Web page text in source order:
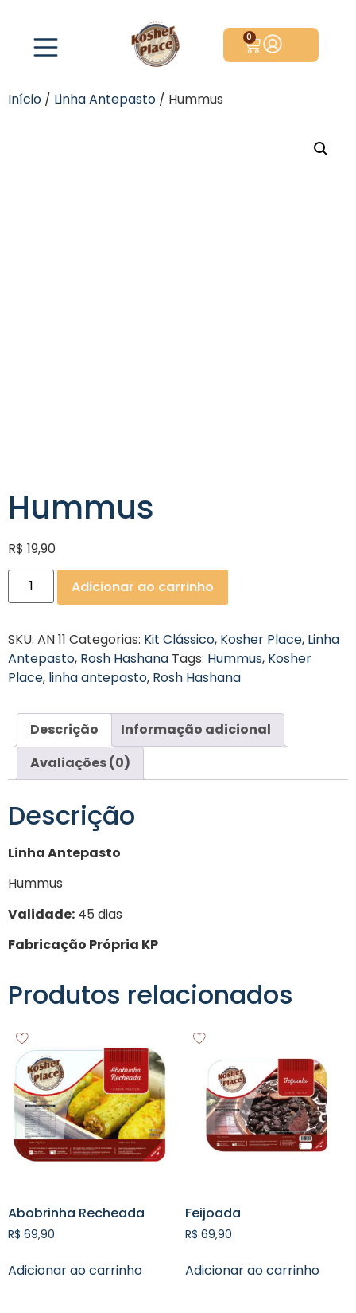
0
Início / Linha Antepasto / Hummus
Hummus
R$ 19,90
Adicionar ao carrinho
SKU: AN 11 Categorias: Kit Clássico, Kosher Place, Linha
Antepasto, Rosh Hashana Tags: Hummus, Kosher
Place, linha antepasto, Rosh Hashana
Descrição
Informação adicional
Avaliações (0)
Descrição
Linha Antepasto
Hummus
Validade: 45 dias
Fabricação Própria KP
Produtos relacionados
Abobrinha Recheada
R$ 69,90
Adicionar ao carrinho
Feijoada
R$ 69,90
Adicionar ao carrinho